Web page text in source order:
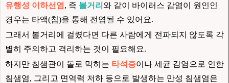
유행성 이하선염 , 즉 볼거리 와 같이 바이러스 감염이 원인인
경우는 타액(침)을 통해 전염될 수 있어요.
그래서 볼거리에 걸렸다면 다른 사람에게 전파되지 않도록 각
별히 주의하고 격리하는 것이 필요해요.
하지만 침샘관이 돌로 막히는 타석증이나 세균 감염으로 인한
침샘염, 그리고 면역력 저하 등으로 발생하는 만성 침샘염은